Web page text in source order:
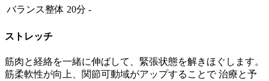
バランス整体 20分 -
ストレッチ
筋肉と経絡を一緒に伸ばして、緊張状態を解きほぐします。
筋柔軟性が向上、関節可動域がアップすることで 治療と予